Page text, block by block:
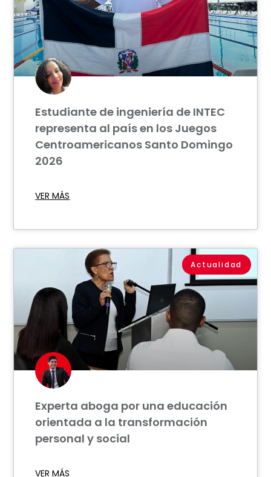
Estudiante de ingeniería de INTEC
representa al país en los Juegos
Centroamericanos Santo Domingo
2026
VER MÁS
Actualidad
Experta aboga por una educación
orientada a la transformación
personal y social
VER MÁS